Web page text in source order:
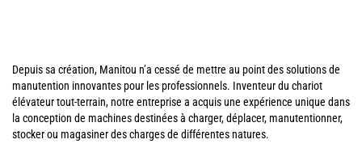
Depuis sa création, Manitou n’a cessé de mettre au point des solutions de
manutention innovantes pour les professionnels. Inventeur du chariot
élévateur tout-terrain, notre entreprise a acquis une expérience unique dans
la conception de machines destinées à charger, déplacer, manutentionner,
stocker ou magasiner des charges de différentes natures.